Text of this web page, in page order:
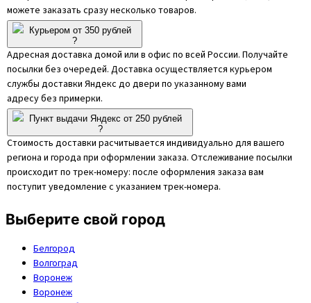
можете заказать сразу несколько товаров.
Курьером от 350 рублей
?
Адресная доставка домой или в офис по всей России. Получайте
посылки без очередей. Доставка осуществляется курьером
службы доставки Яндекс до двери по указанному вами
адресу без примерки.
Пункт выдачи Яндекс от 250 рублей
?
Стоимость доставки расчитывается индивидуально для вашего
региона и города при оформлении заказа. Отслеживание посылки
происходит по трек-номеру: после оформления заказа вам
поступит уведомление с указанием трек-номера.
Выберите свой город
Белгород
Волгоград
Воронеж
Воронеж